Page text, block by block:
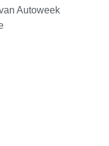
Autoweek